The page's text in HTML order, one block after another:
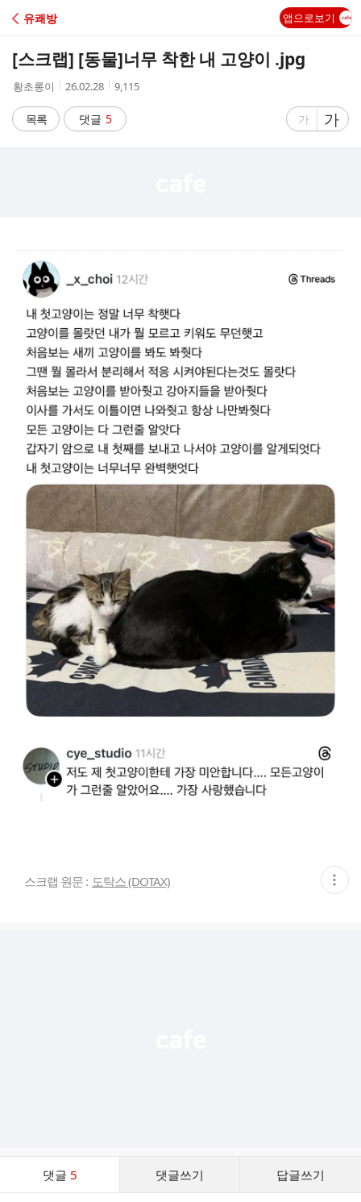
C
A
유쾌방 앱으로보기
[스크랩] [동물]너무 착한 내 고양이 .jpg
작
자
황초롱이
작
시
간
26.02.28
조
수
9,115
목록 댓글 5
글
가
글
자
가
스크랩 원문 : 도탁스 (DOTAX) 현
재
댓글 5 댓글쓰기 답글쓰기